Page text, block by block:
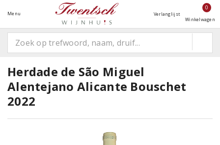
Menu Verlanglijst
0
Winkelwagen
Herdade de São Miguel
Alentejano Alicante Bouschet
2022